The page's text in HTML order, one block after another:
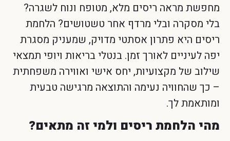
מחפשת מראה ריסים מלא, מטופח ונוח לשגרה?
בלי מסקרה ובלי מרדף אחר טשטושים? הלחמת
ריסים היא פתרון אסתטי מדויק, שמעניק מסגרת
יפה לעיניים לאורך זמן. בנטלי בריאות ויופי תמצאי
שילוב של מקצועיות, יחס אישי ואווירה משפחתית
– כך שהחוויה נעימה והתוצאה מרגישה טבעית
ומותאמת לך.
מהי הלחמת ריסים ולמי זה מתאים?